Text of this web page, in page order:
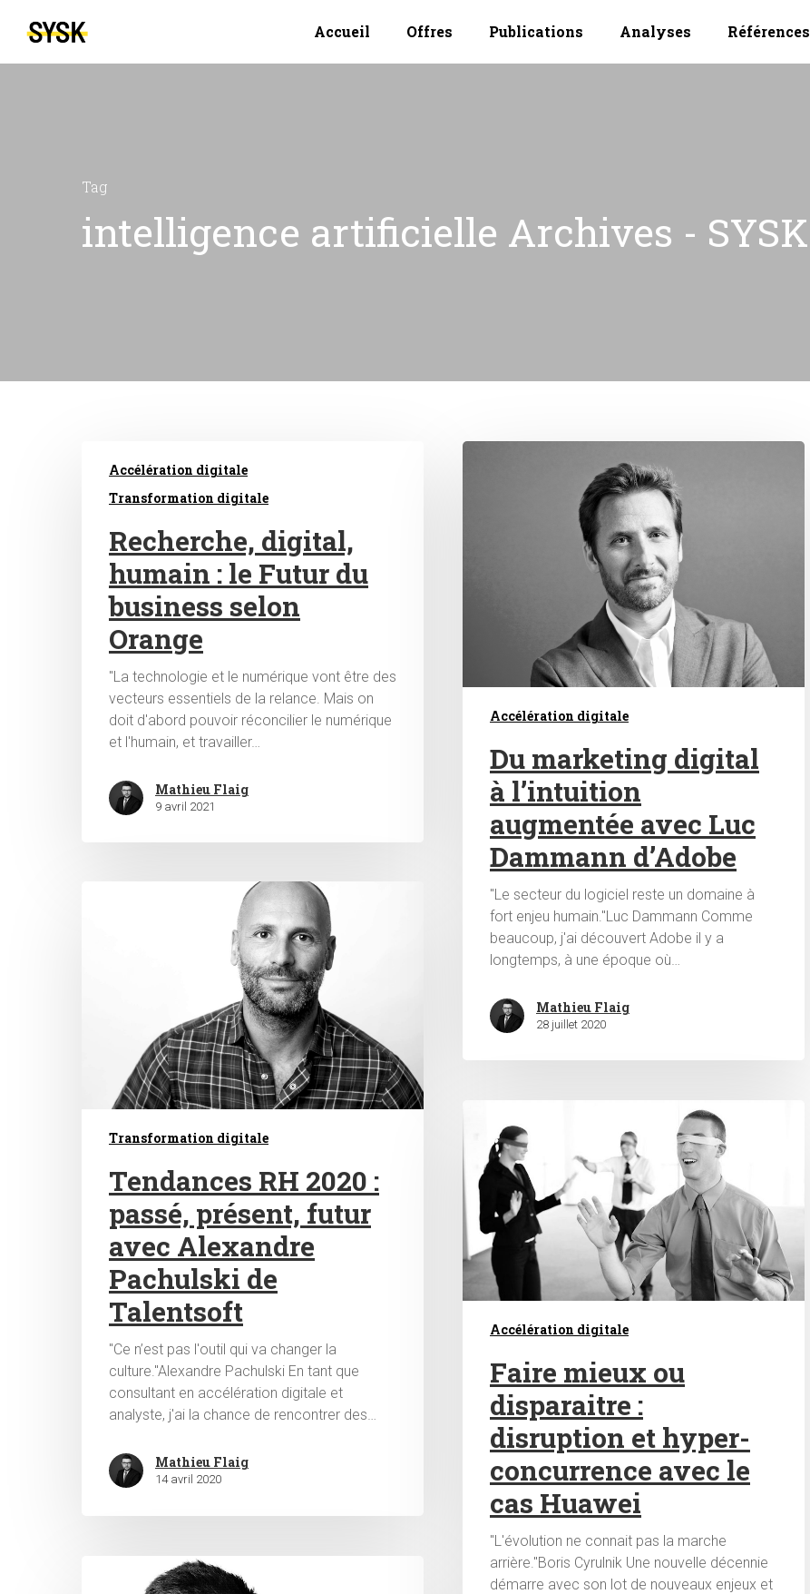
Hit enter to search or ESC to close
Accueil Offres Publications Analyses Références
Tag
intelligence artificielle Archives - SYSK
Accélération digitale
Transformation digitale
Recherche, digital,
humain : le Futur du
business selon
Orange
"La technologie et le numérique vont être des
vecteurs essentiels de la relance. Mais on
doit d'abord pouvoir réconcilier le numérique
et l'humain, et travailler…
Mathieu Flaig
9 avril 2021
Accélération digitale
Du marketing digital
à l’intuition
augmentée avec Luc
Dammann d’Adobe
"Le secteur du logiciel reste un domaine à
fort enjeu humain."Luc Dammann Comme
beaucoup, j'ai découvert Adobe il y a
longtemps, à une époque où…
Mathieu Flaig
28 juillet 2020
Transformation digitale
Tendances RH 2020 :
passé, présent, futur
avec Alexandre
Pachulski de
Talentsoft
"Ce n’est pas l'outil qui va changer la
culture."Alexandre Pachulski En tant que
consultant en accélération digitale et
analyste, j'ai la chance de rencontrer des…
Mathieu Flaig
14 avril 2020
Accélération digitale
Faire mieux ou
disparaitre :
disruption et hyper-
concurrence avec le
cas Huawei
"L'évolution ne connait pas la marche
arrière."Boris Cyrulnik Une nouvelle décennie
démarre avec son lot de nouveaux enjeux et